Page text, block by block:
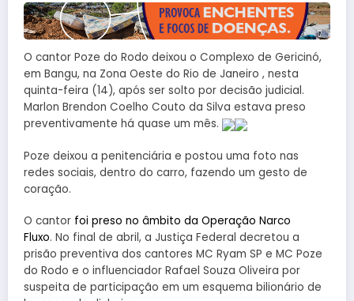
O cantor Poze do Rodo deixou o Complexo de Gericinó,
em Bangu, na Zona Oeste do Rio de Janeiro , nesta
quinta-feira (14), após ser solto por decisão judicial.
Marlon Brendon Coelho Couto da Silva estava preso
preventivamente há quase um mês.
Poze deixou a penitenciária e postou uma foto nas
redes sociais, dentro do carro, fazendo um gesto de
coração.
O cantor foi preso no âmbito da Operação Narco
Fluxo. No final de abril, a Justiça Federal decretou a
prisão preventiva dos cantores MC Ryam SP e MC Poze
do Rodo e o influenciador Rafael Souza Oliveira por
suspeita de participação em um esquema bilionário de